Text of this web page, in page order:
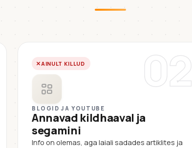
02
AINULT KILLUD
BLOGID JA YOUTUBE
Annavad kildhaaval ja
segamini
Info on olemas, aga laiali sadades artiklites ja